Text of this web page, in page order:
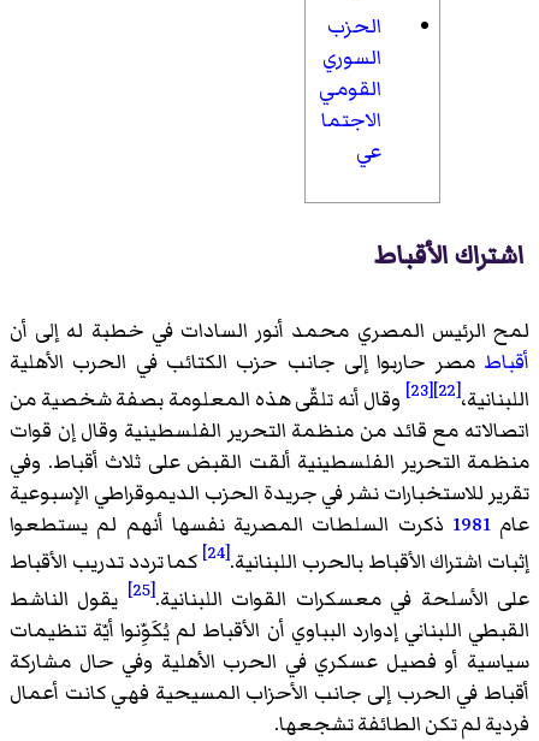
الحزب
السوري
القومي
الاجتما
عي
اشتراك الأقباط
لمح الرئيس المصري محمد أنور السادات في خطبة له إلى أن
أقباط مصر حاربوا إلى جانب حزب الكتائب في الحرب الأهلية
اللبنانية،[22]
[23]
وقال أنه تلقّى هذه المعلومة بصفة شخصية من
اتصالاته مع قائد من منظمة التحرير الفلسطينية وقال إن قوات
منظمة التحرير الفلسطينية ألقت القبض على ثلاث أقباط. وفي
تقرير للاستخبارات نشر في جريدة الحزب الديموقراطي الإسبوعية
عام1981 ذكرت السلطات المصرية نفسها أنهم لم يستطعوا
إثبات اشتراك الأقباط بالحرب اللبنانية.[24]
كما تردد تدريب الأقباط
على الأسلحة في معسكرات القوات اللبنانية.[25]
يقول الناشط
القبطي اللبناني إدوارد البباوي أن الأقباط لم يُكَوِّنوا أيّة تنظيمات
سياسية أو فصيل عسكري في الحرب الأهلية وفي حال مشاركة
أقباط في الحرب إلى جانب الأحزاب المسيحية فهي كانت أعمال
فردية لم تكن الطائفة تشجعها.